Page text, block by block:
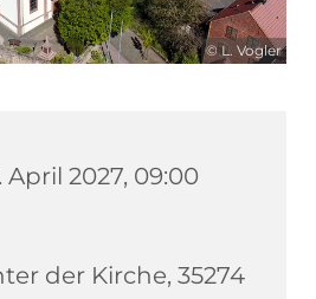
© L. Vogler
April 2027, 09:00
der Kirche, 35274